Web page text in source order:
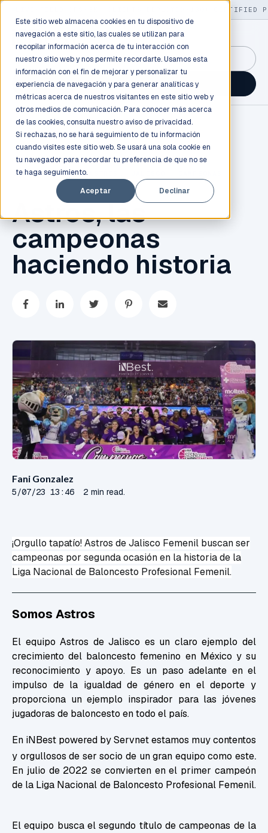
Este sitio web almacena cookies en tu dispositivo de
navegación a este sitio, las cuales se utilizan para
recopilar información acerca de tu interacción con
nuestro sitio web y nos permite recordarte. Usamos esta
información con el fin de mejorar y personalizar tu
experiencia de navegación y para generar analíticas y
métricas acerca de nuestros visitantes en este sitio web y
otros medios de comunicación. Para conocer más acerca
de las cookies, consulta nuestro aviso de privacidad.
Si rechazas, no se hará seguimiento de tu información
cuando visites este sitio web. Se usará una sola cookie en
tu navegador para recordar tu preferencia de que no se
te haga seguimiento.
Aceptar
Declinar
130+ CERTIFIED
GuidancePlex →
Talk to an engineer →
INBEST , 2023 ,
Astros, las
campeonas
haciendo historia
Fani Gonzalez
5/07/23 13:46 2 min read.
¡Orgullo tapatío!Astros de Jalisco Femenil buscan ser
campeonas por segundaocasiónen la historia de la
Liga Nacional de Baloncesto Profesional Femenil.
Somos Astros
El equipo Astros de Jalisco es un claro ejemplo del
crecimiento del baloncesto femenino en México y su
reconocimiento y apoyo. Es un paso adelante en el
impulso de la igualdad de género en el deporte y
proporciona un ejemplo inspirador para las jóvenes
jugadoras de baloncesto en todo el país.
En iNBest powered by Servnet estamos muy contentos
y orgullosos de ser socio de un gran equipo como este.
En julio de 2022 se convierten en el primer campeón
de la Liga Nacional de Baloncesto Profesional Femenil.
El equipo busca el segundo título de campeonas de la